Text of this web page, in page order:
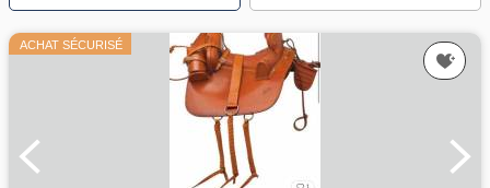
ACHAT SÉCURISÉ